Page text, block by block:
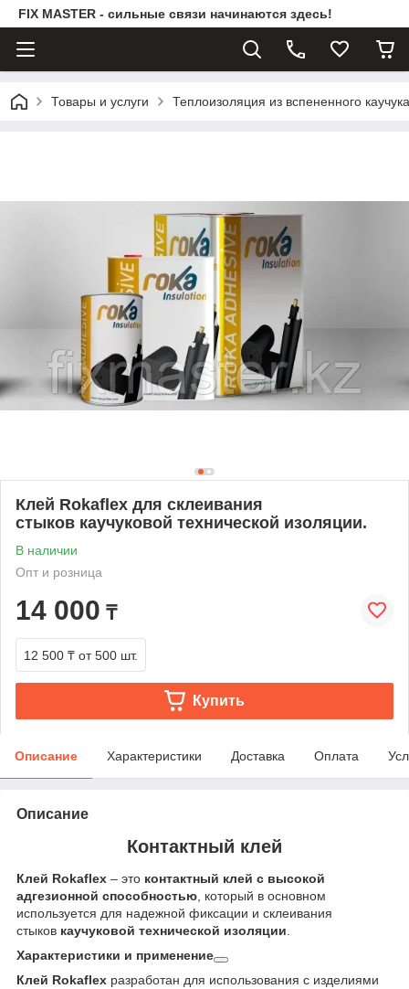
FIX MASTER - сильные связи начинаются здесь!
Товары и услуги Теплоизоляция из вспененного
Клей Rokaflex для склеивания
стыков каучуковой технической изоляции.
В наличии
Опт и розница
14 000 ₸
12 500 ₸ от 500 шт.
Купить
Описание Характеристики Доставка Оплата
Описание
Контактный клей
Клей Rokaflex – это контактный клей с высокой
адгезионной способностью, который в основном
используется для надежной фиксации и склеивания
стыков каучуковой технической изоляции.
Характеристики и применение
Клей Rokaflex разработан для использования с изделиями